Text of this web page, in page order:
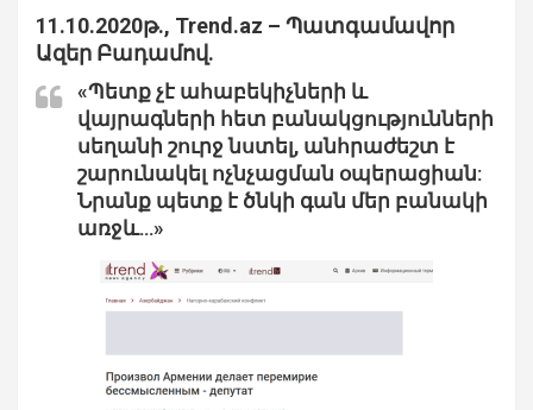
11.10.2020թ., Trend.az – Պատգամավոր
Ազեր Բադամով.
«Պետք չէ ահաբեկիչների և
վայրագների հետ բանակցությունների
սեղանի շուրջ նստել, անհրաժեշտ է
շարունակել ոչնչացման օպերացիան:
Նրանք պետք է ծնկի գան մեր բանակի
առջև…»